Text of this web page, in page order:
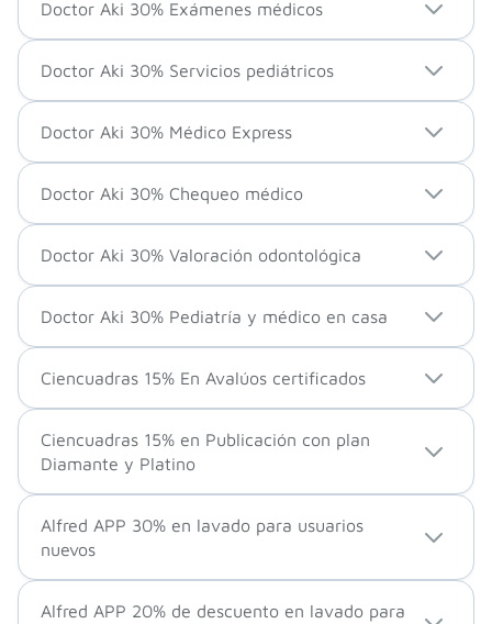
Doctor Aki 30% Exámenes médicos
Doctor Aki 30% Servicios pediátricos
Doctor Aki 30% Médico Express
Doctor Aki 30% Chequeo médico
Doctor Aki 30% Valoración odontológica
Doctor Aki 30% Pediatría y médico en casa
Ciencuadras 15% En Avalúos certificados
Ciencuadras 15% en Publicación con plan
Diamante y Platino
Alfred APP 30% en lavado para usuarios
nuevos
Alfred APP 20% de descuento en lavado para